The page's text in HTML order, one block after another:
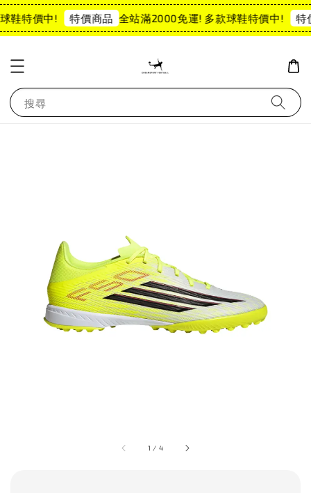
鞋特價中! 特價商品 全站滿2000免運! 多款球鞋特價中! 特
搜尋
1 / 4